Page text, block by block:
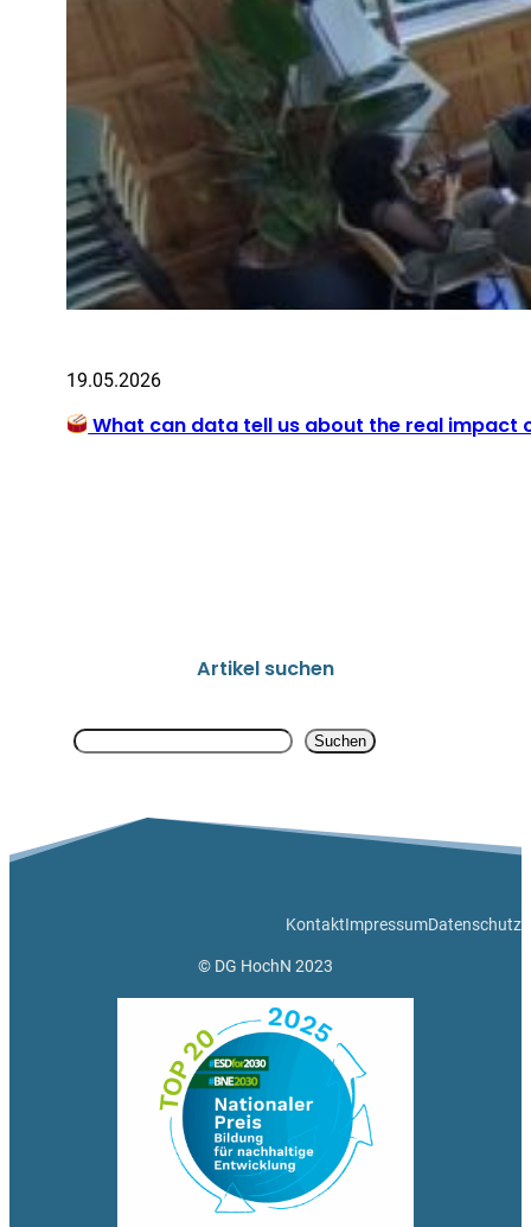
19.05.2026
What can data tell us about the real
Artikel suchen
Search Suchen
KontaktImpressumDatenschutz
© DG HochN 2023